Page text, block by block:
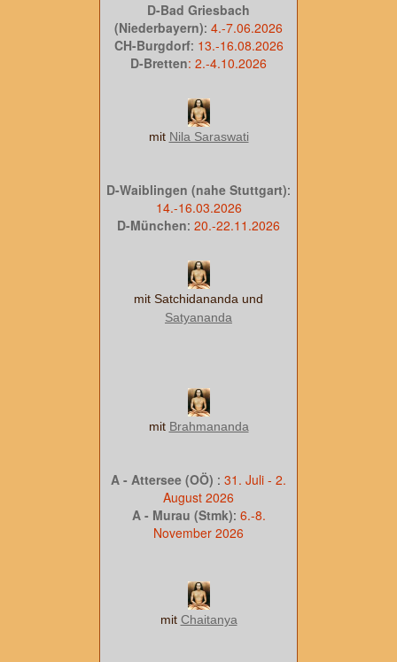
D-Bad Griesbach
(Niederbayern): 4.-7.06.2026
CH-Burgdorf: 13.-16.08.2026
D-Bretten: 2.-4.10.2026
mit Nila Saraswati
D-Waiblingen (nahe Stuttgart):
14.-16.03.2026
D-München: 20.-22.11.2026
mit Satchidananda und
Satyananda
mit Brahmananda
A - Attersee (OÖ) : 31. Juli - 2.
August 2026
A - Murau (Stmk): 6.-8.
November 2026
mit Chaitanya